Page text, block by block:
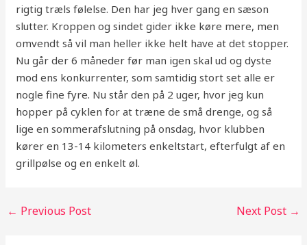
rigtig træls følelse. Den har jeg hver gang en sæson
slutter. Kroppen og sindet gider ikke køre mere, men
omvendt så vil man heller ikke helt have at det stopper.
Nu går der 6 måneder før man igen skal ud og dyste
mod ens konkurrenter, som samtidig stort set alle er
nogle fine fyre. Nu står den på 2 uger, hvor jeg kun
hopper på cyklen for at træne de små drenge, og så
lige en sommerafslutning på onsdag, hvor klubben
kører en 13-14 kilometers enkeltstart, efterfulgt af en
grillpølse og en enkelt øl.
← Previous Post Next Post →